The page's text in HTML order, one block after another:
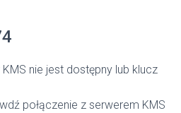
KMS nie jest dostępny lub klucz
połączenie z serwerem KMS